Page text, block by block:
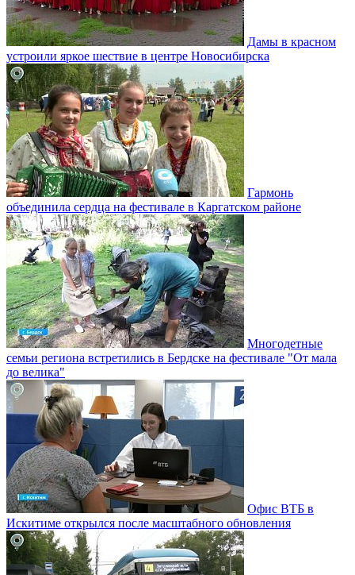
Дамы в красном
устроили яркое шествие в центре Новосибирска
Гармонь
объединила сердца на фестивале в Каргатском районе
Многодетные
семьи региона встретились в Бердске на фестивале "От мала
до велика"
Офис ВТБ в
Искитиме открылся после масштабного обновления